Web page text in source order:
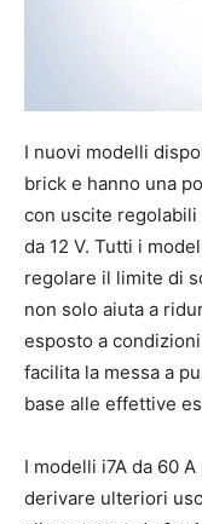
I nuovi modelli
brick e hanno una
con uscite regolabili
da 12 V. Tutti i
regolare il limite di
non solo aiuta a
esposto a
facilita la messa a
base alle effettive
I modelli i7A da 60
derivare ulteriori